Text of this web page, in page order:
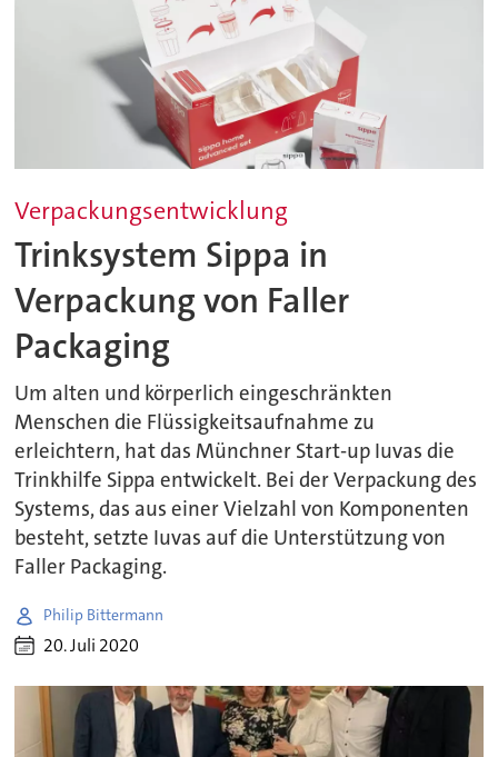
Verpackungsentwicklung
Trinksystem Sippa in
Verpackung von Faller
Packaging
Um alten und körperlich eingeschränkten
Menschen die Flüssigkeitsaufnahme zu
erleichtern, hat das Münchner Start-up Iuvas die
Trinkhilfe Sippa entwickelt. Bei der Verpackung des
Systems, das aus einer Vielzahl von Komponenten
besteht, setzte Iuvas auf die Unterstützung von
Faller Packaging.
Philip Bittermann
20. Juli 2020